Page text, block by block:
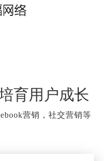
育用户成长
营销，社交营销等